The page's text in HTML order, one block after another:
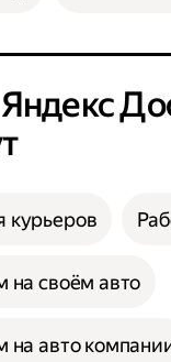
курьеров
на своём авто
на авто